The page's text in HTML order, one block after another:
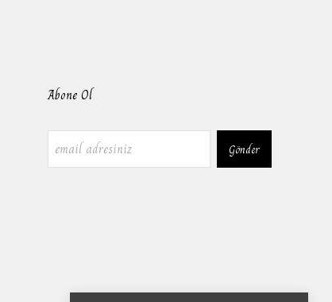
Abone Ol
Gönder